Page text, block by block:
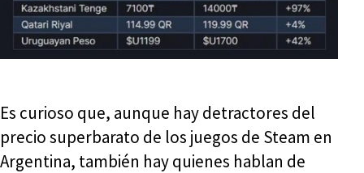
Es curioso que, aunque hay detractores del
precio superbarato de los juegos de Steam en
Argentina, también hay quienes hablan de